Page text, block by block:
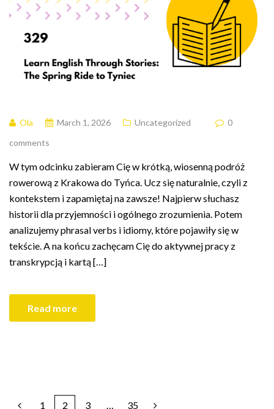
Ola March 1, 2026 Uncategorized
0
comments
W tym odcinku zabieram Cię w krótką, wiosenną podróż
rowerową z Krakowa do Tyńca. Ucz się naturalnie, czyli z
kontekstem i zapamiętaj na zawsze! Najpierw słuchasz
historii dla przyjemności i ogólnego zrozumienia. Potem
analizujemy phrasal verbs i idiomy, które pojawiły się w
tekście. A na końcu zachęcam Cię do aktywnej pracy z
transkrypcją i kartą […]
Read more
1 2 3 … 35